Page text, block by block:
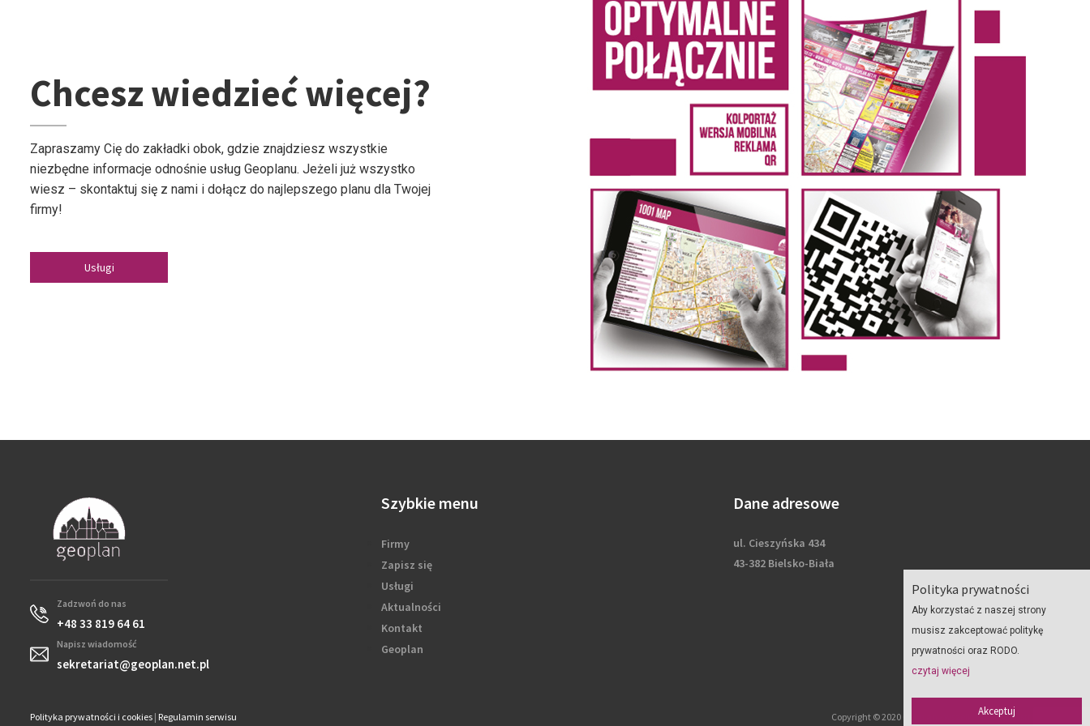
Polityka prywatności
Aby korzystać z naszej strony
musisz zakceptować politykę
prywatności oraz RODO.
czytaj więcej
Akceptuj
Chcesz wiedzieć więcej?
Zapraszamy Cię do zakładki obok, gdzie znajdziesz wszystkie
niezbędne informacje odnośnie usług Geoplanu. Jeżeli już wszystko
wiesz – skontaktuj się z nami i dołącz do najlepszego planu dla Twojej
firmy!
Usługi
Zadzwoń do nas
+48 33 819 64 61
Napisz wiadomość
sekretariat@geoplan.net.pl
Szybkie menu
Firmy
Zapisz się
Usługi
Aktualności
Kontakt
Geoplan
Dane adresowe
ul. Cieszyńska 434
43-382 Bielsko-Biała
Polityka prywatności i cookies | Regulamin serwisu Copyright © 2020 Geoplan - wszelkie prawa zastrzeżone